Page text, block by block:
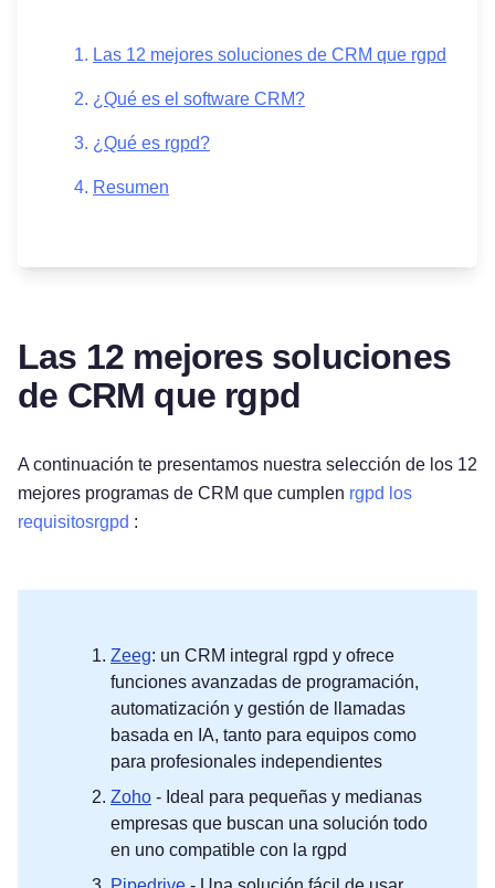
Las 12 mejores soluciones de CRM que rgpd
¿Qué es el software CRM?
¿Qué es rgpd?
Resumen
Las 12 mejores soluciones
de CRM que rgpd
A continuación te presentamos nuestra selección de los 12
mejores programas de CRM que cumplen rgpd los
requisitosrgpd :
Zeeg: un CRM integral rgpd y ofrece
funciones avanzadas de programación,
automatización y gestión de llamadas
basada en IA, tanto para equipos como
para profesionales independientes
Zoho - Ideal para pequeñas y medianas
empresas que buscan una solución todo
en uno compatible con la rgpd